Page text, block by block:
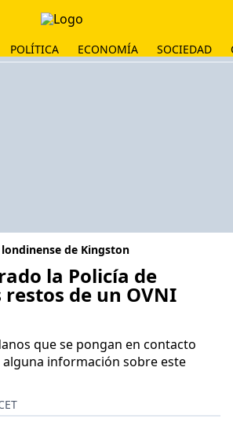
POLÍTICA ECONOMÍA SOCIEDAD
de Kingston
la Policía de
de un OVNI
que se pongan en contacto
información sobre este